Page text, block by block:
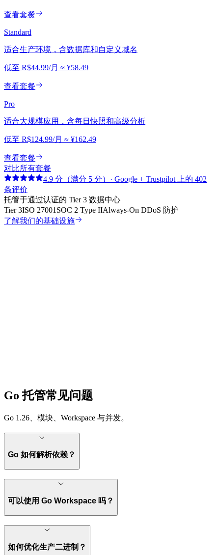
查看套餐
Standard
适合生产环境，含数据库和自定义域名
低至 R$44.99/月 ≈ ¥58.49
查看套餐
Pro
适合大规模应用，含每日快照和高级分析
低至 R$124.99/月 ≈ ¥162.49
查看套餐
对比所有套餐
4.9 分（满分 5 分）· Google + Trustpilot 上的 402
条评价
托管于通过认证的 Tier 3 数据中心
Tier 3ISO 27001 SOC 2 Type IIAlways-On DDoS 防护
了解我们的基础设施
Go 托管常见问题
Go 1.26、模块、Workspace 与并发。
Go 如何解析依赖？
可以使用 Go Workspace 吗？
如何优化生产二进制？